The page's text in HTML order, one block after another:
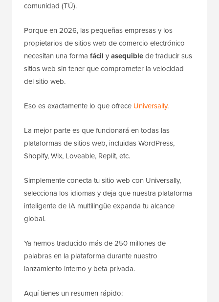
comunidad (TÚ).
Porque en 2026, las pequeñas empresas y los
propietarios de sitios web de comercio electrónico
necesitan una forma fácil yasequiblede traducir sus
sitios web sin tener que comprometer la velocidad
del sitio web.
Eso es exactamente lo que ofrece Universally.
La mejor parte es que funcionará en todas las
plataformas de sitios web, incluidas WordPress,
Shopify, Wix, Loveable, Replit, etc.
Simplemente conecta tu sitio web con Universally,
selecciona los idiomas y deja que nuestra plataforma
inteligente de IA multilingüe expanda tu alcance
global.
Ya hemos traducido más de 250 millones de
palabras en la plataforma durante nuestro
lanzamiento interno y beta privada.
Aquí tienes un resumen rápido: